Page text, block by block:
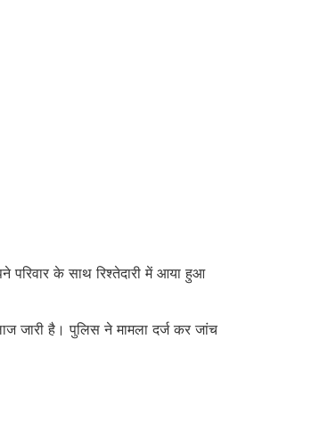
परिवार के साथ रिश्तेदारी में आया हुआ
जारी है। पुलिस ने मामला दर्ज कर जांच